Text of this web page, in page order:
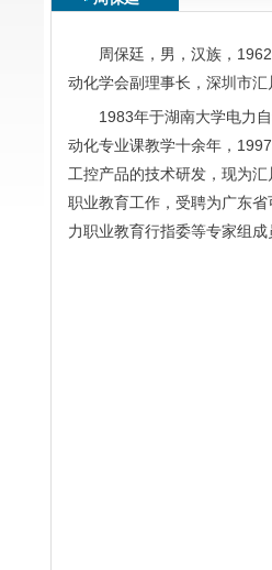
周保廷，男，汉族，
动化学会副理事长， 深圳市汇
1983年于湖南大学电力
动化专业课教学十余年，
工控产品的技术研发，现为
职业教育工作，受聘为广东
力职业教育行指委等专家组成